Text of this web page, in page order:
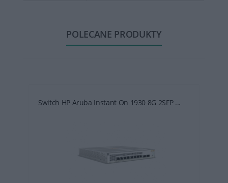
POLECANE PRODUKTY
Switch HP Aruba Instant On 1930 8G 2SFP ...